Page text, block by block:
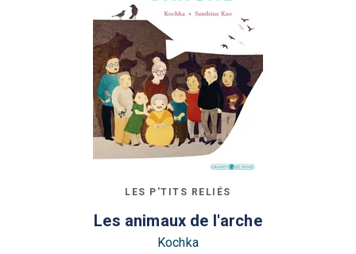
LES P'TITS RELIÉS
Les animaux de l'arche
Kochka